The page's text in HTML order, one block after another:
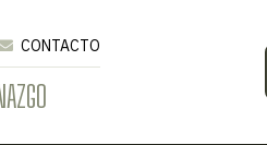
CONTACTO